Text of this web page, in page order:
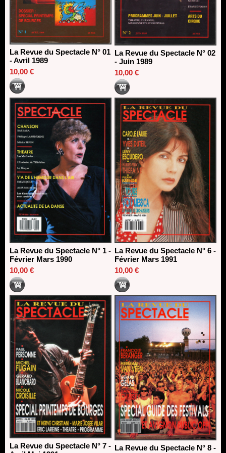
La Revue du Spectacle N° 01
- Avril 1989
10,00 €
La Revue du Spectacle N° 02
- Juin 1989
10,00 €
La Revue du Spectacle N° 1 -
Février Mars 1990
10,00 €
La Revue du Spectacle N° 6 -
Février Mars 1991
10,00 €
La Revue du Spectacle N° 7 - La Revue du Spectacle N° 8 -